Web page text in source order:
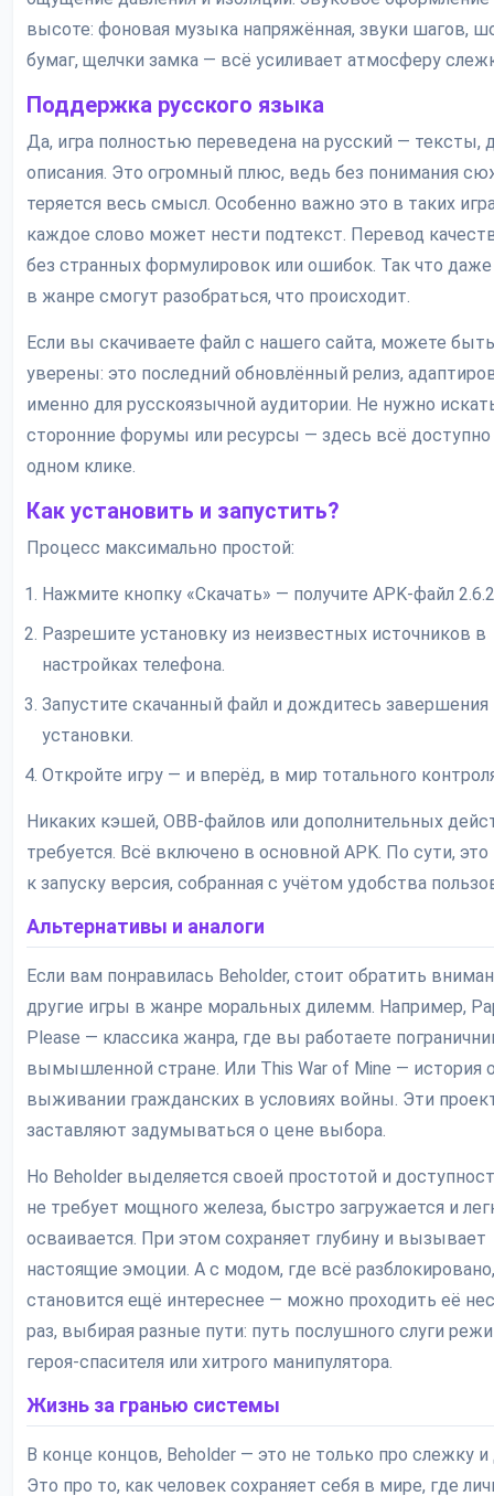
высоте: фоновая музыка напряжённая, звуки шагов,
бумаг, щелчки замка — всё усиливает атмосферу
Поддержка русского языка
Да, игра полностью переведена на русский — тексты,
описания. Это огромный плюс, ведь без понимания
теряется весь смысл. Особенно важно это в таких
каждое слово может нести подтекст. Перевод
без странных формулировок или ошибок. Так что
в жанре смогут разобраться, что происходит.
Если вы скачиваете файл с нашего сайта, можете быть
уверены: это последний обновлённый релиз,
именно для русскоязычной аудитории. Не нужно
сторонние форумы или ресурсы — здесь всё доступно
одном клике.
Как установить и запустить?
Процесс максимально простой:
Нажмите кнопку «Скачать» — получите APK-файл
Разрешите установку из неизвестных источников в
настройках телефона.
Запустите скачанный файл и дождитесь завершения
установки.
Откройте игру — и вперёд, в мир тотального
Никаких кэшей, OBB-файлов или дополнительных
требуется. Всё включено в основной APK. По сути, это
к запуску версия, собранная с учётом удобства
Альтернативы и аналоги
Если вам понравилась Beholder, стоит обратить
другие игры в жанре моральных дилемм. Например,
Please — классика жанра, где вы работаете
вымышленной стране. Или This War of Mine — история
выживании гражданских в условиях войны. Эти
заставляют задумываться о цене выбора.
Но Beholder выделяется своей простотой и
не требует мощного железа, быстро загружается и
осваивается. При этом сохраняет глубину и вызывает
настоящие эмоции. А с модом, где всё
становится ещё интереснее — можно проходить её
раз, выбирая разные пути: путь послушного слуги
героя-спасителя или хитрого манипулятора.
Жизнь за гранью системы
В конце концов, Beholder — это не только про слежку
Это про то, как человек сохраняет себя в мире, где